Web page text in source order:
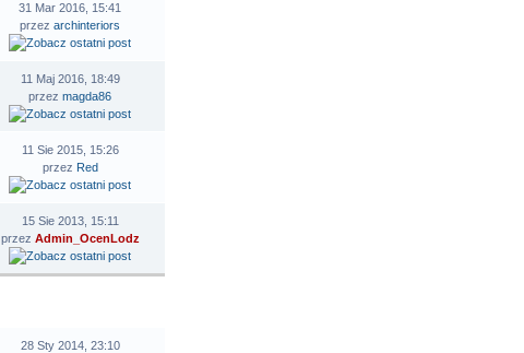
31 Mar 2016, 15:41
przez archinteriors
11 Maj 2016, 18:49
przez magda86
11 Sie 2015, 15:26
przez Red
15 Sie 2013, 15:11
przez Admin_OcenLodz
28 Sty 2014, 23:10